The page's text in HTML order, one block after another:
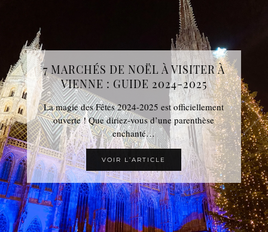
7 MARCHÉS DE NOËL À VISITER À
VIENNE : GUIDE 2024-2025
La magie des Fêtes 2024-2025 est officiellement
ouverte ! Que diriez-vous d’une parenthèse
enchanté…
VOIR L’ARTICLE